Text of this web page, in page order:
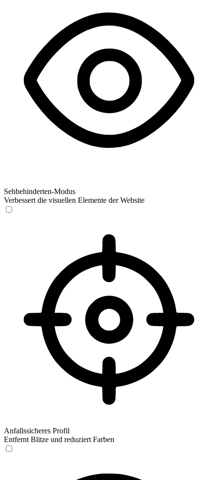
Sehbehinderten-Modus
Verbessert die visuellen Elemente der Website
Anfallssicheres Profil
Entfernt Blitze und reduziert Farben